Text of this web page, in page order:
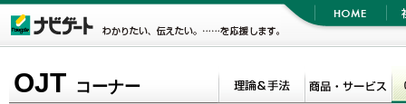
OJT コーナー